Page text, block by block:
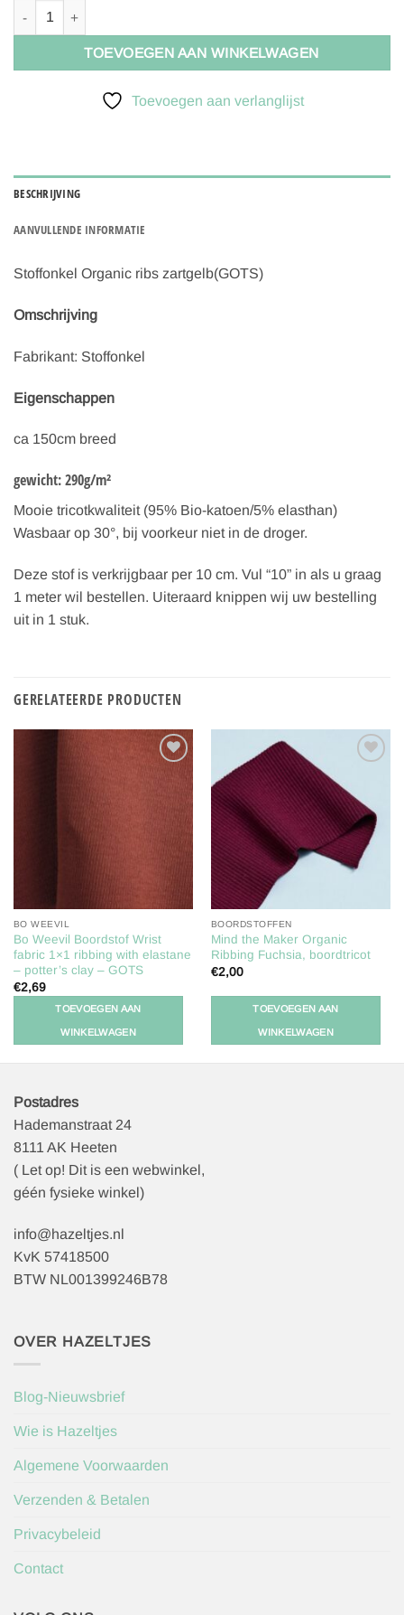
Stoffonkel Organic ribs Bio-Bündchen zartgelb (GOTS) aantal
TOEVOEGEN AAN WINKELWAGEN
Toevoegen aan verlanglijst
BESCHRIJVING
AANVULLENDE INFORMATIE
Stoffonkel Organic ribs zartgelb(GOTS)
Omschrijving
Fabrikant: Stoffonkel
Eigenschappen
ca 150cm breed
gewicht: 290g/m²
Mooie tricotkwaliteit (95% Bio-katoen/5% elasthan)
Wasbaar op 30°, bij voorkeur niet in de droger.
Deze stof is verkrijgbaar per 10 cm. Vul “10” in als u graag
1 meter wil bestellen. Uiteraard knippen wij uw bestelling
uit in 1 stuk.
GERELATEERDE PRODUCTEN
Toevoegen
verlanglijst
BO WEEVIL
Bo Weevil Boordstof Wrist
fabric 1×1 ribbing with elastane
– potter’s clay – GOTS
€2,69
TOEVOEGEN AAN
WINKELWAGEN
verlanglijst
BOORDSTOFFEN
Mind the Maker Organic
Ribbing Fuchsia, boordtricot
€2,00
TOEVOEGEN AAN
WINKELWAGEN
Postadres
Hademanstraat 24
8111 AK Heeten
( Let op! Dit is een webwinkel,
géén fysieke winkel)
info@hazeltjes.nl
KvK 57418500
BTW NL001399246B78
OVER HAZELTJES
Blog-Nieuwsbrief
Wie is Hazeltjes
Algemene Voorwaarden
Verzenden & Betalen
Privacybeleid
Contact